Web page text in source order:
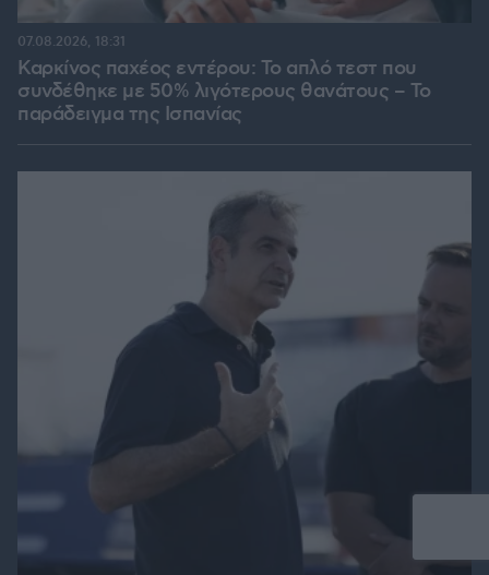
Καρκίνος παχέος εντέρου: Το απλό τεστ που
συνδέθηκε με 50% λιγότερους θανάτους – Το
παράδειγμα της Ισπανίας
07.08.2026, 18:31